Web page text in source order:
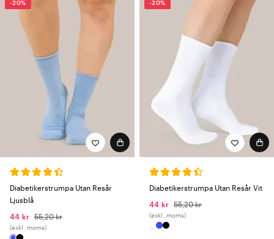
-20%
Diabetikerstrumpa Utan Resår
Ljusblå
44 kr 55,20 kr
(exkl. moms)
-20%
Diabetikerstrumpa Utan Resår Vit
44 kr 55,20 kr
(exkl. moms)